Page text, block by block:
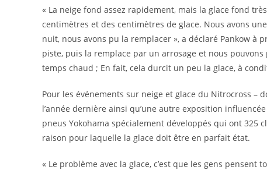
« La neige fond assez rapidement, mais la glace fond
centimètres et des centimètres de glace. Nous avons
nuit, nous avons pu la remplacer », a déclaré Pankow
piste, puis la remplace par un arrosage et nous
temps chaud ; En fait, cela durcit un peu la glace, à
Pour les événements sur neige et glace du Nitrocross –
l’année dernière ainsi qu’une autre exposition
pneus Yokohama spécialement développés qui ont 325
raison pour laquelle la glace doit être en parfait état.
« Le problème avec la glace, c’est que les gens pensent